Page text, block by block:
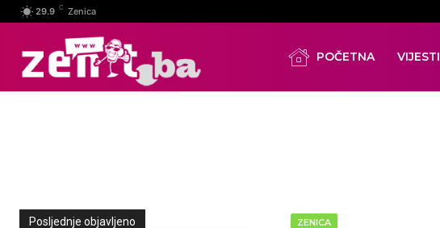
29.9 C Zenica
POČETNA VIJESTI
Posljednje objavljeno ZENICA